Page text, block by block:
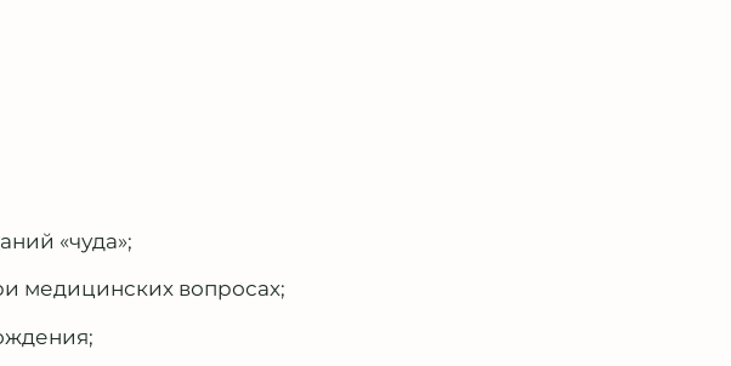
«чуда»;
медицинских вопросах;